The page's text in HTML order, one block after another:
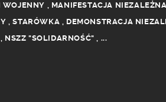
WOJENNY , MANIFESTACJA NIEZALEŻNA
,STARÓWKA , DEMONSTRACJA
, NSZZ "SOLIDARNOŚĆ" , ...